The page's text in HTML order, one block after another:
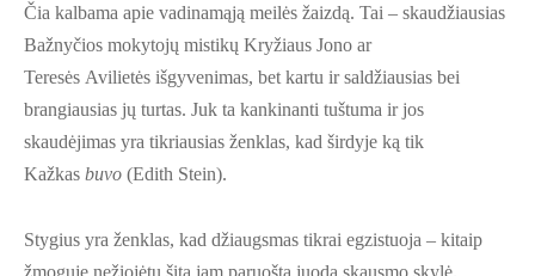
Čia kalbama apie vadinamąją meilės žaizdą. Tai – skaudžiausias
Bažnyčios mokytojų mistikų Kryžiaus Jono ar
Teresės Avilietės išgyvenimas, bet kartu ir saldžiausias bei
brangiausias jų turtas. Juk ta kankinanti tuštuma ir jos
skaudėjimas yra tikriausias ženklas, kad širdyje ką tik
Kažkas buvo (Edith Stein).
Stygius yra ženklas, kad džiaugsmas tikrai egzistuoja – kitaip
žmoguje nežiojėtų šita jam paruošta juoda skausmo skylė.